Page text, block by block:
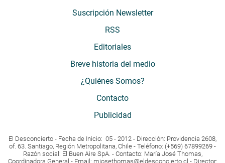
Suscripción Newsletter
RSS
Editoriales
Breve historia del medio
¿Quiénes Somos?
Contacto
Publicidad
El Desconcierto - Fecha de Inicio: 05 - 2012 - Dirección: Providencia 2608,
of. 63. Santiago, Región Metropolitana, Chile - Teléfono: (+569) 67899269 -
Razón social: El Buen Aire SpA. - Contacto: María José Thomas,
Coordinadora General - Email: mjosethomas@eldesconcierto.cl - Director: